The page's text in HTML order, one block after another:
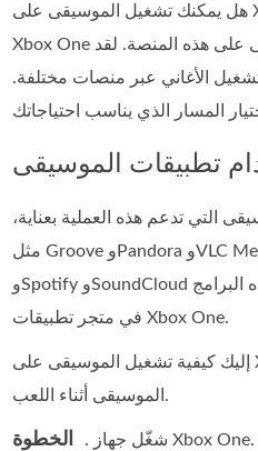
هل يمكنك تشغيل الموسيقى على Xbox One؟ الخبر السار هو أن
Xbox One يدعم بالفعل تشغيل الموسيقى على هذه المنصة. لقد
تشغيل الأغاني عبر منصات مختلفة.
تطبيقات الموسيقى
التي تدعم هذه العملية بعناية،
مثل Groove وPandora وVLC Media Player وiHeartRatio
وSpotify وSoundCloud وغيرها. يمكنك العثور على هذه البرامج
في متجر تطبيقات Xbox One.
إليك كيفية تشغيل الموسيقى على Xbox One باستخدام تطبيق
الموسيقى أثناء اللعب.
الخطوة
. شغّل جهاز Xbox One. انتقل إلى متجر Xbox وقم